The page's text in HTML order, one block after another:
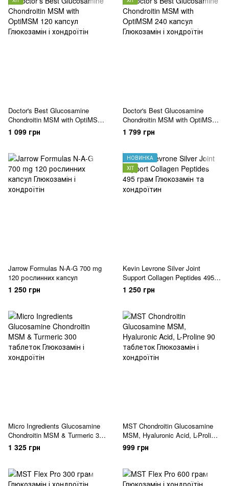
Doctor's Best Glucosamine
Chondroitin MSM with OptiMSM
120 капсул
1 099 грн
Doctor's Best Glucosamine
Chondroitin MSM with OptiMSM
240 капсул
1 799 грн
Jarrow Formulas N-A-G 700 mg
120 рослинних капсул
1 250 грн
НОВИНКА
ХІТ
Kevin Levrone Silver Joint
Support Collagen Peptides 495
грам Кавун
1 250 грн
Micro Ingredients Glucosamine
Chondroitin MSM & Turmeric 300
таблеток
1 325 грн
MST Chondroitin Glucosamine
MSM, Hyaluronic Acid, L-Proline
90 таблеток
999 грн